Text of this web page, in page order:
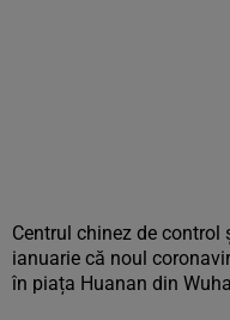
Centrul chinez de
ianuarie că noul
în piața Huanan din